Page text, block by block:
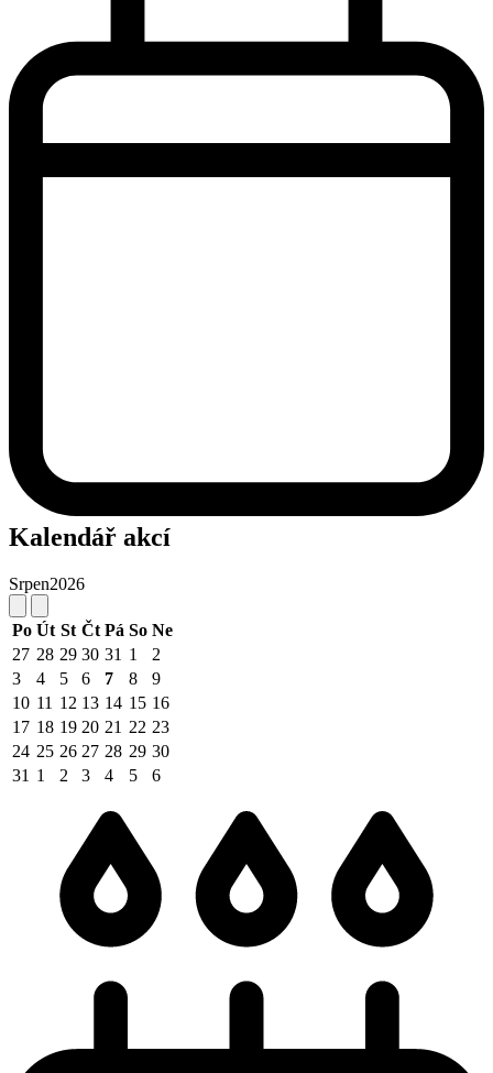
Kalendář akcí
Srpen2026
Po Út St Čt Pá So Ne
27 28 29 30 31 1
2
3
4 5 6 7 8
9
10 11 12 13 14 15 16
17 18 19 20 21 22 23
24 25 26 27 28 29 30
31 1 2 3 4 5 6